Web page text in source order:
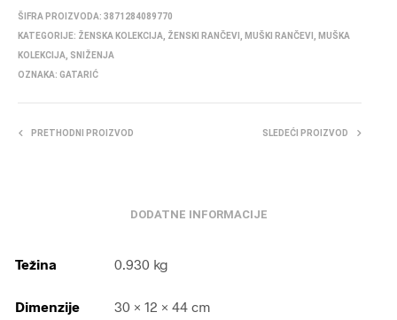
ŠIFRA PROIZVODA: 3871284089770
KATEGORIJE: ŽENSKA KOLEKCIJA ŽENSKI RANČEVI MUŠKI RANČEVI
MUŠKA
KOLEKCIJA
SNIŽENJA
OZNAKA: GATARIĆ
PRETHODNI PROIZVOD SLEDEĆI PROIZVOD
DODATNE INFORMACIJE
Težina 0.930 kg
Dimenzije 30 × 12 × 44 cm